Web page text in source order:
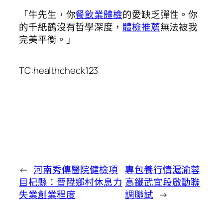
「牛先生，你餐飲業體檢的愛缺乏彈性。你
的千紙鶴沒有哲學深度， 體檢推薦無法被我
完美平衡。」
TC:healthcheck123
← 河南秀傳醫院健檢項
目杞縣：晉陞鄉村休息力
失業創業程度
專包養行情滬渝蓉
高鐵武宜段啟動聯
調聯試 →